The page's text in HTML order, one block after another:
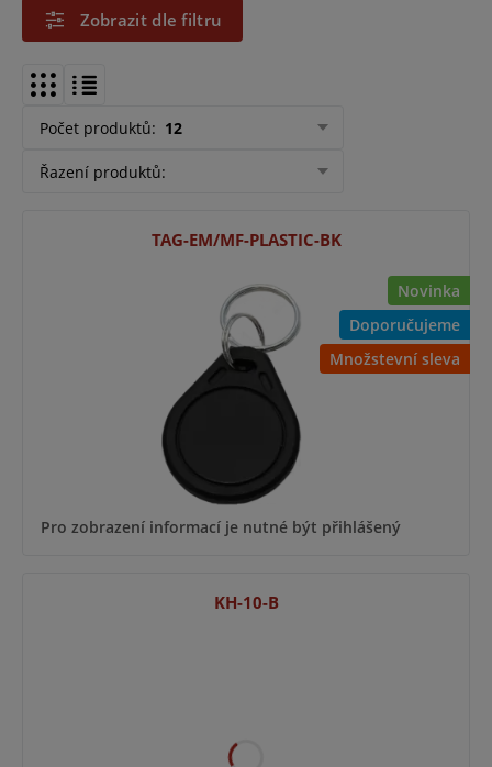
Zobrazit dle filtru
Počet produktů: 12
Řazení produktů:
Novinka
Doporučujeme
Množstevní sleva
TAG-EM/MF-PLASTIC-BK
Pro zobrazení informací je nutné být přihlášený
KH-10-B